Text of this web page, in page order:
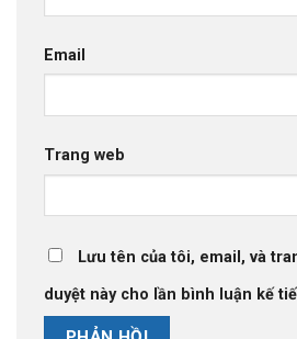
Email
Trang web
Lưu tên của tôi, email, và
duyệt này cho lần bình luận kế